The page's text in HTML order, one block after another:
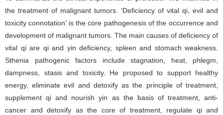
the treatment of malignant tumors. ‘Deficiency of vital qi, evil and
toxicity connotation’ is the core pathogenesis of the occurrence and
development of malignant tumors. The main causes of deficiency of
vital qi are qi and yin deficiency, spleen and stomach weakness.
Sthenia pathogenic factors include stagnation, heat, phlegm,
dampness, stasis and toxicity. He proposed to support healthy
energy, eliminate evil and detoxify as the principle of treatment,
supplement qi and nourish yin as the basis of treatment, anti-
cancer and detoxify as the core of treatment, regulate qi and